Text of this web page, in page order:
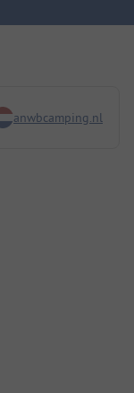
anwbcamping.nl